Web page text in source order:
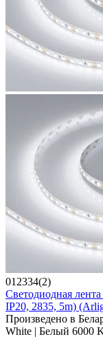
012334(2)
Светодиодная
IP20, 2835, 5m)
Произведено в
White | Белый 6000